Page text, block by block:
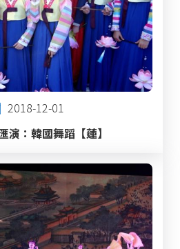
2018-12-01
演：韓國舞蹈【蓮】